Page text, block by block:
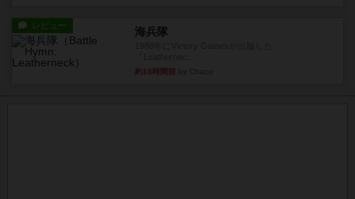
レビュー 海兵隊
約18時間前